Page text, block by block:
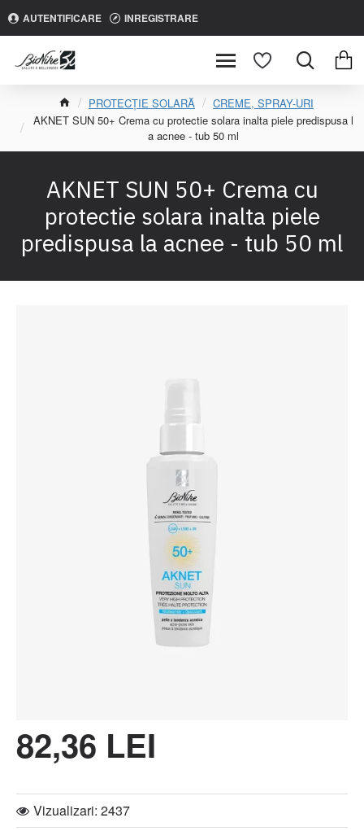
AUTENTIFICARE INREGISTRARE
PROTECȚIE SOLARĂ
CREME, SPRAY-URI
AKNET SUN 50+ Crema cu protectie solara inalta piele predispusa l
a acnee - tub 50 ml
AKNET SUN 50+ Crema cu
protectie solara inalta piele
predispusa la acnee - tub 50 ml
Vizualizari: 2437
82,36 LEI